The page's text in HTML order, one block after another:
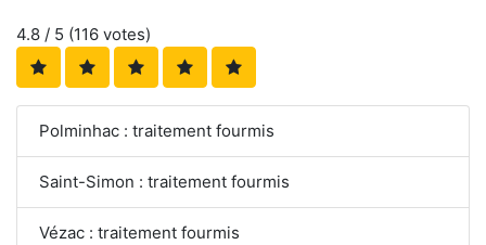
4.8 / 5 (116 votes)
Polminhac : traitement fourmis
Saint-Simon : traitement fourmis
Vézac : traitement fourmis